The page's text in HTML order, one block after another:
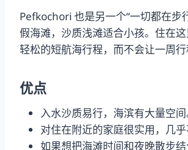
Pefkochori 也是另一个“一切都在步
假海滩，沙质浅滩适合小孩。住在
轻松的短航海行程，而不会让一周行
优点
入水沙质易行，海滨有大量空间
对住在附近的家庭很实用，几乎
如果想把海滩时间和夜晚散步